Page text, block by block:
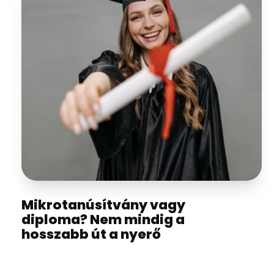
Mikrotanúsítvány vagy
diploma? Nem mindig a
hosszabb út a nyerő